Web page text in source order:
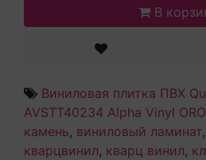
В
Виниловая плитка ПВХ
AVSTT40234 Alpha Vinyl
камень, виниловый ламинат,
кварцвинил, кварц винил,